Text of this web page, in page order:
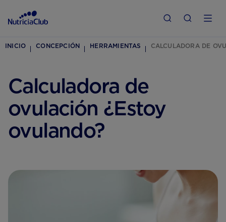
INICIO CONCEPCIÓN HERRAMIENTAS CALCULADORA DE
Calculadora de
ovulación ¿Estoy
ovulando?